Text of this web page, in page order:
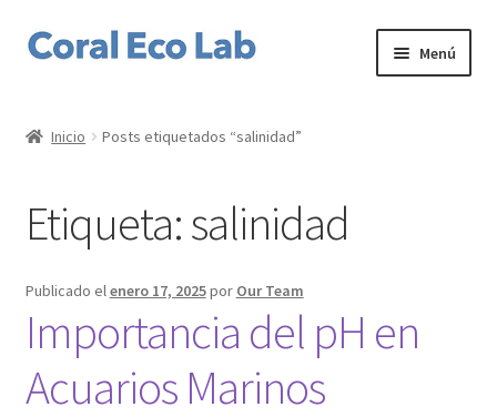
Ir
navegación
Ir
Menú
Productos
Servicios
Nuestro laboratorio
Mi cuenta
Inicio Posts etiquetados “salinidad”
Etiqueta:salinidad
Publicado el enero 17, 2025por Our Team
Importancia del pH en
Acuarios Marinos